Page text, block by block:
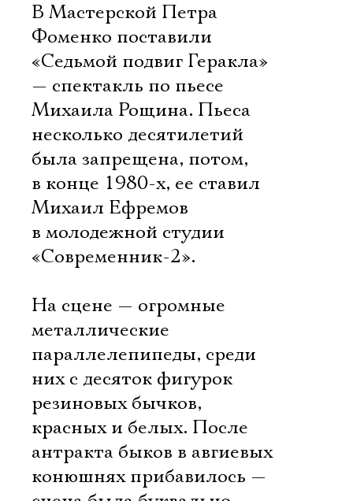
В Мастерской Петра
Фоменко поставили
«Седьмой подвиг Геракла»
— спектакль по пьесе
Михаила Рощина. Пьеса
несколько десятилетий
была запрещена, потом,
в конце 1980-х, ее ставил
Михаил Ефремов
в молодежной студии
«Современник-2».
На сцене — огромные
металлические
параллелепипеды, среди
них с десяток фигурок
резиновых бычков,
красных и белых. После
антракта быков в авгиевых
конюшнях прибавилось —